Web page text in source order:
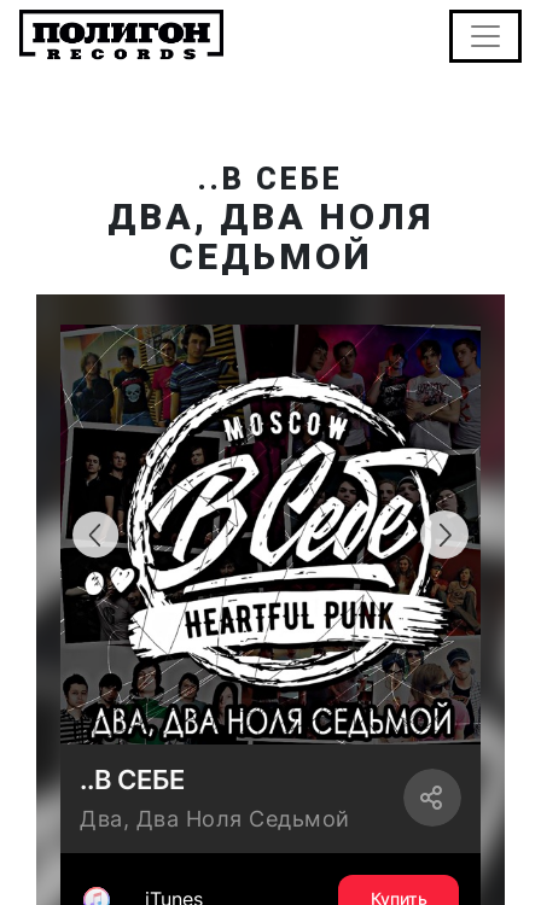
..В СЕБЕ
ДВА, ДВА НОЛЯ
СЕДЬМОЙ